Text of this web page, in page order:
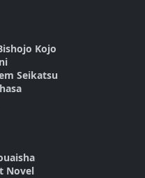
Kojo
Seikatsu
Novel